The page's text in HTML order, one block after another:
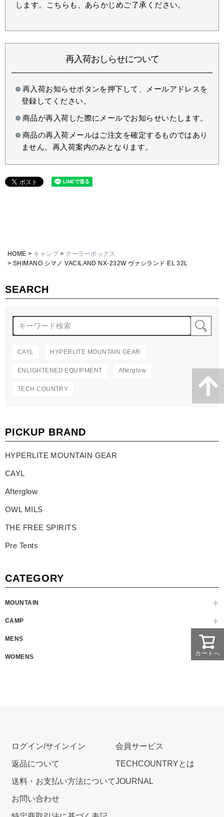
SEARCH
CAYL HYPERLITE MOUNTAIN GEAR
ENLIGHTENED EQUIPMENT Afterglow
TECH COUNTRY
PICKUP BRAND
HYPERLITE MOUNTAIN GEAR
CAYL
Afterglow
OWL MILS
THE FREE SPIRITS
Pre Tents
CATEGORY
MOUNTAIN
CAMP
MENS
WOMENS
します。こちらも、あらかじめご了承ください。
再入荷おしらせについて
再入荷お知らせボタンを押下して、メールアドレスを
登録してください。
商品が再入荷した際にメールでお知らせいたします。
商品の再入荷メールはご注文を確定するものではあり
ません。再入荷案内のみとなります。
HOME キャンプ
クーラーボックス
SHIMANO シマノ VACILAND NX-232W ヴァシランド EL 32L
カートへ
ログイン/サインイン
返品について
送料・お支払い方法について
お問い合わせ
会員サービス
TECHCOUNTRYとは
JOURNAL